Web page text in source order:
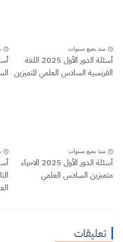
منذ بضع سنوات
أسئلة الدور الأول 2025 اللغة
الفرنسية السادس العلمي المتميزين
منذ بضع سنوات
أسئلة الدور الأول 2025 الاحياء
متميزين السادس العلمي
تعليقات